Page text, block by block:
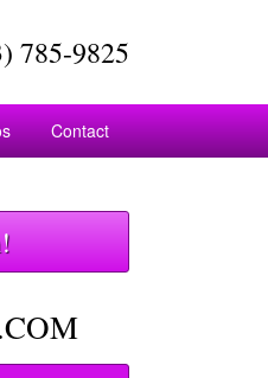
785-9825
Contact